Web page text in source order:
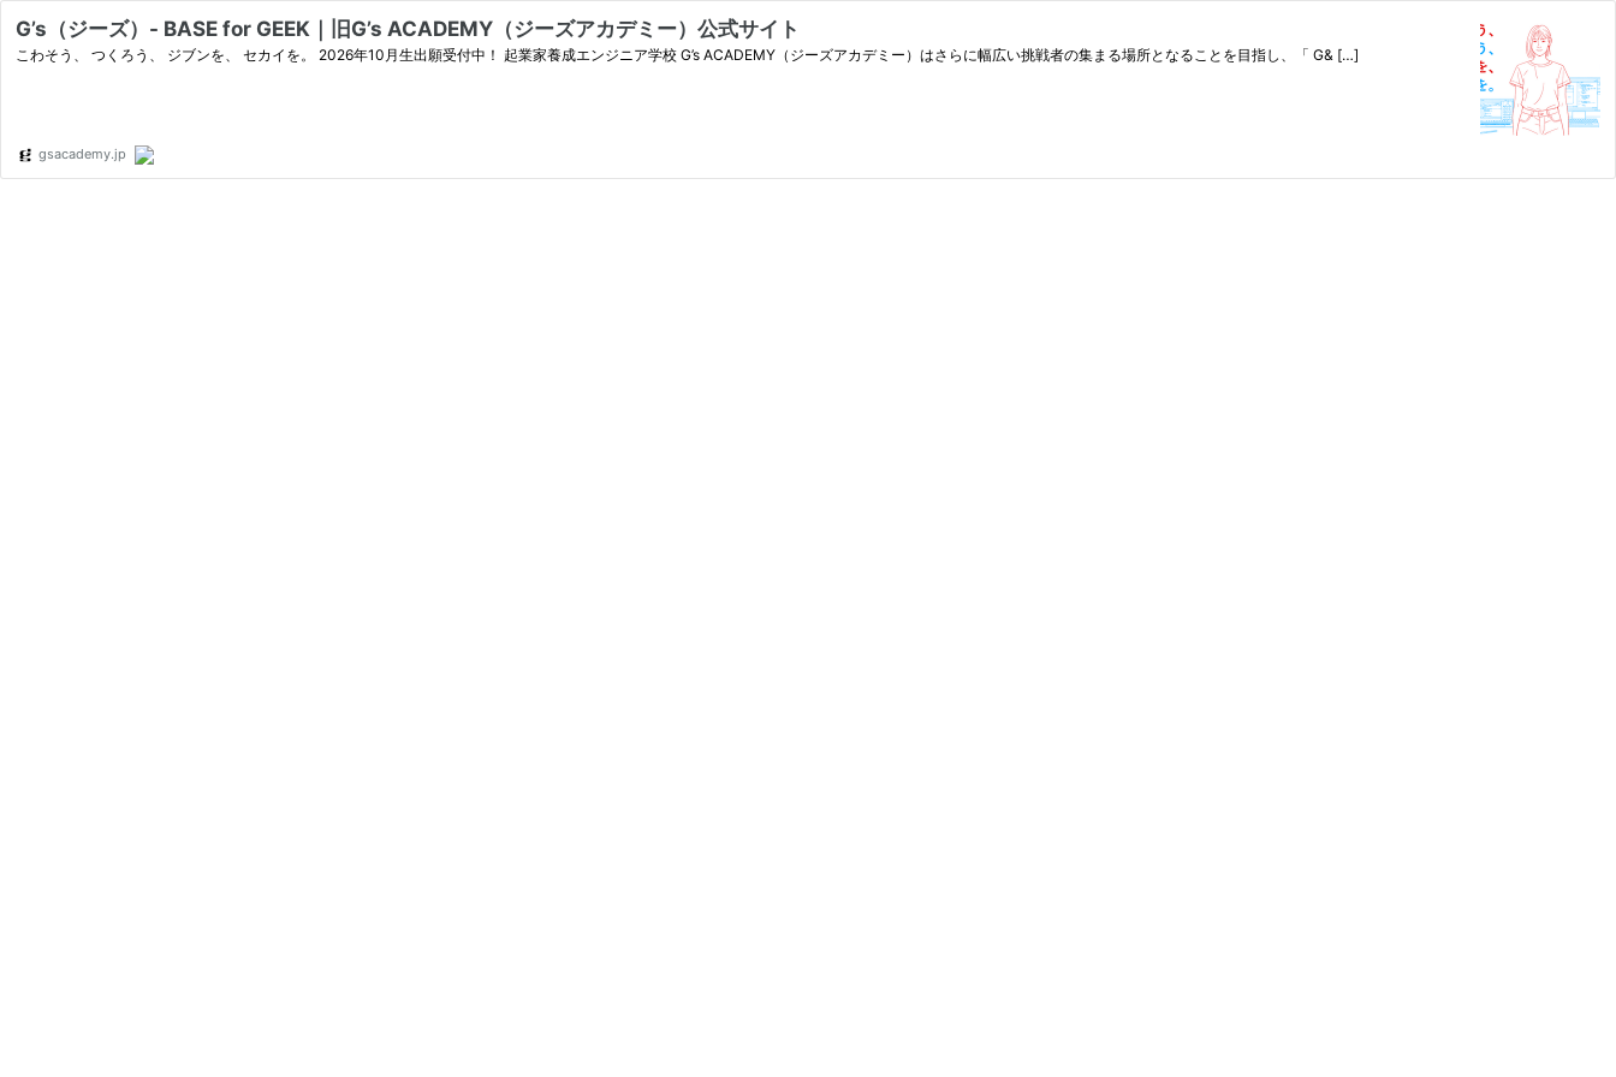
G’s（ジーズ）- BASE for GEEK｜旧G’s ACADEMY（ジーズアカデミー）公式サイト
こわそう、 つくろう、 ジブンを、 セカイを。 2026年10月生出願受付中！ 起業家養成エンジニア学校 G’s ACADEMY（ジーズアカデミー）はさらに幅広い挑戦者の集まる場所となることを目指し、「 G& […]
gsacademy.jp